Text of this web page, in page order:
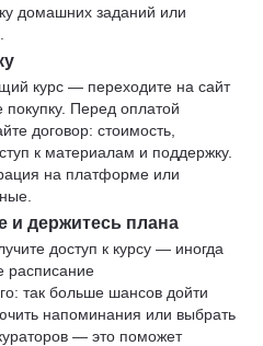
домашних заданий или
курс — переходите на сайт
Перед оплатой
договор: стоимость,
к материалам и поддержку.
на платформе или
и держитесь плана
доступ к курсу — иногда
расписание
так больше шансов дойти
напоминания или выбрать
— это поможет